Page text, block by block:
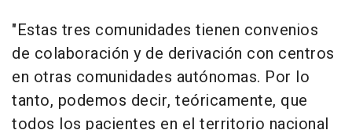
"Estas tres comunidades tienen convenios
de colaboración y de derivación con centros
en otras comunidades autónomas. Por lo
tanto, podemos decir, teóricamente, que
todos los pacientes en el territorio nacional